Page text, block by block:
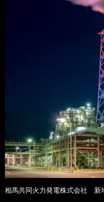
相馬共同火力発電株式会社 新